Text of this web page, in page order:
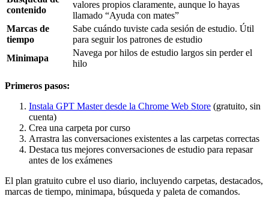
contenido
valores propios claramente, aunque lo hayas
llamado “Ayuda con mates”
Marcas de
tiempo
Sabe cuándo tuviste cada sesión de estudio. Útil
para seguir los patrones de estudio
Minimapa
Navega por hilos de estudio largos sin perder el
hilo
Primeros pasos:
Instala GPT Master desde la Chrome Web Store (gratuito, sin
cuenta)
Crea una carpeta por curso
Arrastra las conversaciones existentes a las carpetas correctas
Destaca tus mejores conversaciones de estudio para repasar
antes de los exámenes
El plan gratuito cubre el uso diario, incluyendo carpetas, destacados,
marcas de tiempo, minimapa, búsqueda y paleta de comandos.